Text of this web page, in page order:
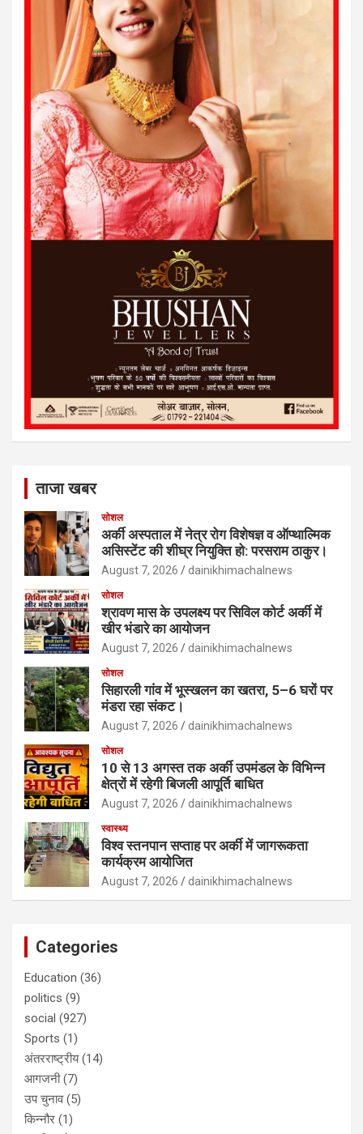
ताजा खबर
सोशल
अर्की अस्पताल में नेत्र रोग विशेषज्ञ व ऑप्थाल्मिक
असिस्टेंट की शीघ्र नियुक्ति हो: परसराम ठाकुर।
August 7, 2026 dainikhimachalnews
सोशल
श्रावण मास के उपलक्ष्य पर सिविल कोर्ट अर्की में
खीर भंडारे का आयोजन
August 7, 2026 dainikhimachalnews
सोशल
सिहारली गांव में भूस्खलन का खतरा, 5–6 घरों पर
मंडरा रहा संकट।
August 7, 2026 dainikhimachalnews
सोशल
10 से 13 अगस्त तक अर्की उपमंडल के विभिन्न
क्षेत्रों में रहेगी बिजली आपूर्ति बाधित
August 7, 2026 dainikhimachalnews
स्वास्थ्य
विश्व स्तनपान सप्ताह पर अर्की में जागरूकता
कार्यक्रम आयोजित
August 7, 2026 dainikhimachalnews
Categories
Education (36)
politics (9)
social (927)
Sports (1)
अंतरराष्ट्रीय(14)
आगजनी(7)
उप चुनाव(5)
किन्नौर (1)